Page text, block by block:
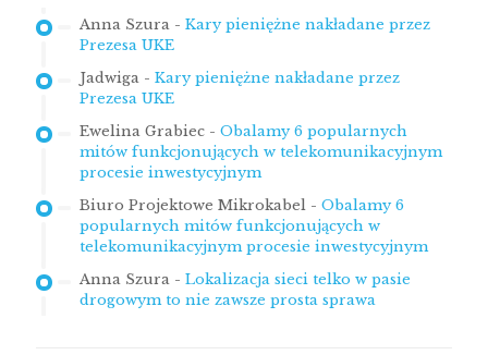
Anna Szura - Kary pieniężne nakładane przez
Prezesa UKE
Jadwiga - Kary pieniężne nakładane przez
Prezesa UKE
Ewelina Grabiec - Obalamy 6 popularnych
mitów funkcjonujących w telekomunikacyjnym
procesie inwestycyjnym
Biuro Projektowe Mikrokabel - Obalamy 6
popularnych mitów funkcjonujących w
telekomunikacyjnym procesie inwestycyjnym
Anna Szura - Lokalizacja sieci telko w pasie
drogowym to nie zawsze prosta sprawa